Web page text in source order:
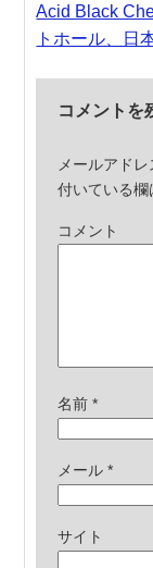
Acid Black
トホール、日
コメントを
メールアド
付いている
コメント
名前*
メール*
サイト